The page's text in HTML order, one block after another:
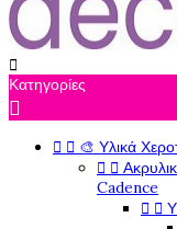

Κατηγορίες

  🎨 Υλικά
 
Cadence
 